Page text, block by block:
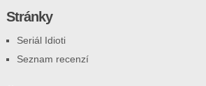
Stránky
Seriál Idioti
Seznam recenzí